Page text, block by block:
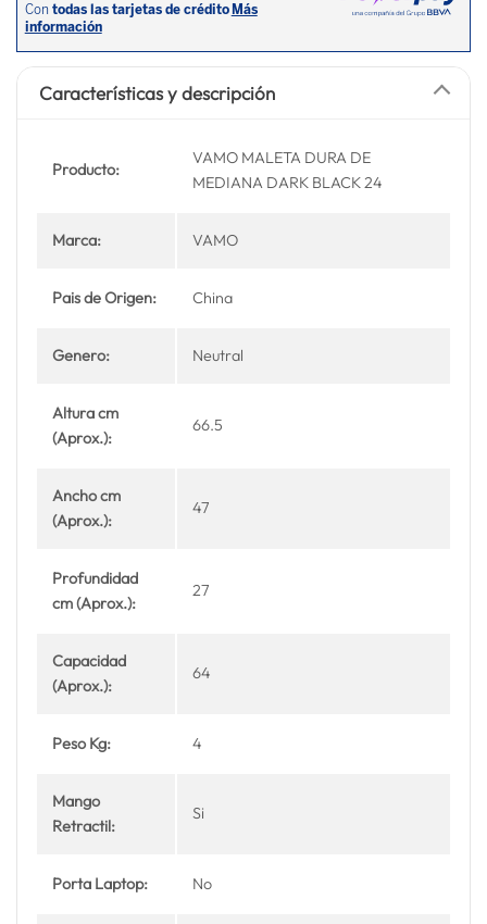
Características y descripción
Producto:
VAMO MALETA DURA DE
MEDIANA DARK BLACK 24
Marca: VAMO
Pais de Origen: China
Genero: Neutral
Altura cm
(Aprox.):
66.5
Ancho cm
(Aprox.):
47
Profundidad
cm (Aprox.):
27
Capacidad
(Aprox.):
64
Peso Kg: 4
Mango
Retractil:
Si
Porta Laptop: No